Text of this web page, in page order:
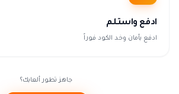
ادفع واستلم
ادفع بأمان وخد الكود فوراً
جاهز تطور ألعابك؟